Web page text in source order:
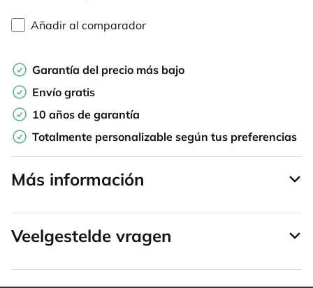
Añadir al comparador
Garantía del precio más bajo
Envío gratis
10 años de garantía
Totalmente personalizable según tus preferencias
Más información
Veelgestelde vragen